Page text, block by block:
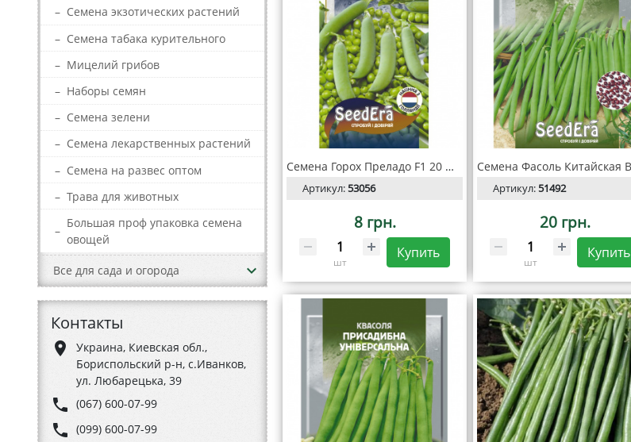
– Семена экзотических растений
– Семена табака курительного
– Мицелий грибов
– Наборы семян
– Семена зелени
– Семена лекарственных растений
– Семена на развес оптом
– Трава для животных
–
Большая проф упаковка семена
овощей
Все для сада и огорода keyboard_arrow_down
Контакты
place
Украина, Киевская обл.,
Бориспольский р-н, с.Иванков,
ул. Любарецька, 39
phone (067) 600-07-99
phone (099) 600-07-99
Семена Горох Преладо F1 20 шт, Seedera Profi
Артикул:53056
8 грн.
шт
Купить
Артикул:51492
20 грн.
шт
Купить